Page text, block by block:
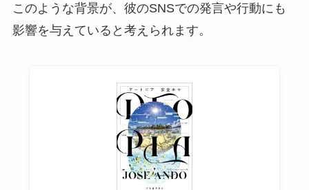
このような背景が、彼のSNSでの発言や行動にも
影響を与えていると考えられます。